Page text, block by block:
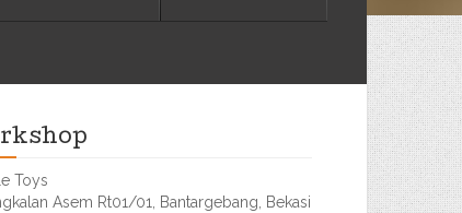
Toys
Asem Rt01/01, Bantargebang, Bekasi